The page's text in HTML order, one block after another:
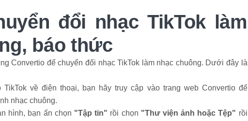
đổi nhạc TikTok làm
báo thức
Convertio để chuyển đổi nhạc TikTok làm nhạc chuông. Dưới đây là
TikTok về điện thoại, bạn hãy truy cập vào trang web Convertio để
nhạc chuông.
hình, bạn ấn chọn "Tập tin" rồi chọn "Thư viện ảnh hoặc Tệp" rồi